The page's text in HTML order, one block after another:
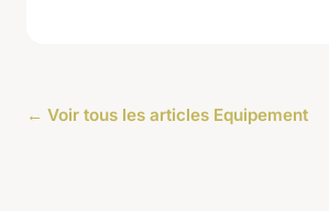
← Voir tous les articles Equipement